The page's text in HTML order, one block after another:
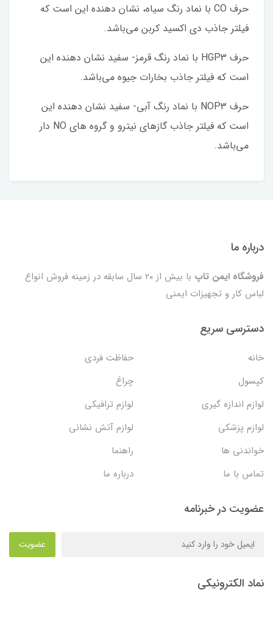
حرف CO با نماد رنگ سیاه، نشان‌ دهنده این است که
فیلتر جاذب دی اکسید کربن می‌باشد.
حرف HGP3 با نماد رنگ قرمز- سفید نشان‌ دهنده این
است که فیلتر جاذب بخارات جیوه می‌باشد.
حرف NOP3 با نماد رنگ آبی- سفید نشان‌ دهنده این
است که فیلتر جاذب گازهای نیترو و گروه های NO دار
می‌باشد.
درباره ما
فروشگاه ایمن تاپ
با بیش از ۲۰ سال سابقه در زمینه فروش انواع
لباس کار و تجهیزات ایمنی
دسترسی سریع
خانه
حفاظت فردی
کپسول
چراغ
لوازم اندازه گیری
لوازم ترافیکی
لوازم پزشکی
لوازم آتش نشانی
خواندنی ها
راهنما
تماس با ما
درباره ما
عضویت در خبرنامه
عضویت
نماد الکترونیکی